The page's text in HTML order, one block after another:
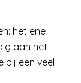
het ene
aan het
bij een veel